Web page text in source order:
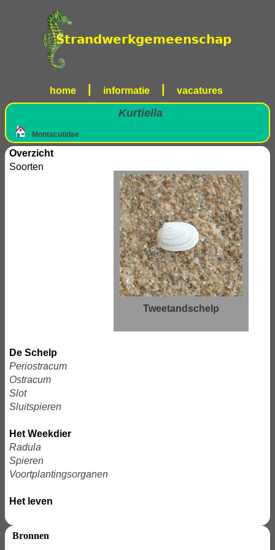
home informatie vacatures
Kurtiella
- Montacutidae
Overzicht
Soorten
Tweetandschelp
De Schelp
Periostracum
Ostracum
Slot
Sluitspieren
Het Weekdier
Radula
Spieren
Voortplantingsorganen
Het leven
Bronnen